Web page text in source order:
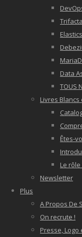
Trifacta
Data
TOUS
Livres Blancs
Êtes-
Le
Newsletter
Plus
A Propos De
On recrute !
Presse, Logo